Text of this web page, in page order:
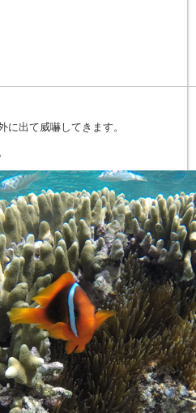
に出て威嚇してきます。